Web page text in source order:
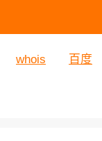
whois 百度